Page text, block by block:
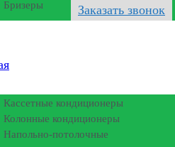
Заказать звонок
Бризеры
Кассетные кондиционеры
Колонные кондиционеры
Напольно-потолочные